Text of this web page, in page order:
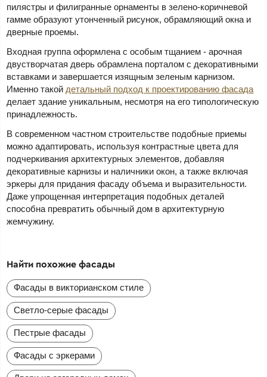
пилястры и филигранные орнаменты в зелено-коричневой
гамме образуют утонченный рисунок, обрамляющий окна и
дверные проемы.
Входная группа оформлена с особым тщанием - арочная
двустворчатая дверь обрамлена порталом с декоративными
вставками и завершается изящным зеленым карнизом.
Именно такой детальный подход к проектированию фасада
делает здание уникальным, несмотря на его типологическую
принадлежность.
В современном частном строительстве подобные приемы
можно адаптировать, используя контрастные цвета для
подчеркивания архитектурных элементов, добавляя
декоративные карнизы и наличники окон, а также включая
эркеры для придания фасаду объема и выразительности.
Даже упрощенная интерпретация подобных деталей
способна превратить обычный дом в архитектурную
жемчужину.
Найти похожие фасады
Фасады в викторианском стиле
Светло-серые фасады
Пестрые фасады
Фасады с эркерами